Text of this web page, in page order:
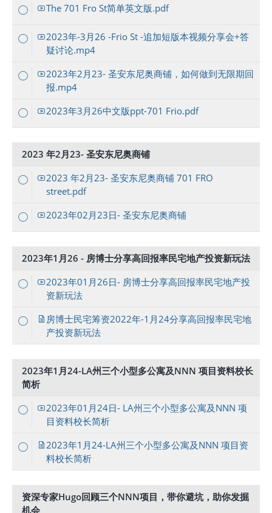
The 701 Fro St简单英文版.pdf
2023年-3月26 -Frio St -追加短版本视频分享会+答
疑讨论.mp4
2023年2月23- 圣安东尼奥商铺，如何做到无限期回
报.mp4
2023年3月26中文版ppt-701 Frio.pdf
2023 年2月23- 圣安东尼奥商铺
2023 年2月23- 圣安东尼奥商铺 701 FRO
street.pdf
2023年02月23日- 圣安东尼奥商铺
2023年1月26 - 房博士分享高回报率民宅地产投资新玩法
2023年01月26日- 房博士分享高回报率民宅地产投
资新玩法
房博士民宅筹资2022年-1月24分享高回报率民宅地
产投资新玩法
2023年1月24-LA州三个小型多公寓及NNN 项目资料校长
简析
2023年01月24日- LA州三个小型多公寓及NNN 项
目资料校长简析
2023年1月24-LA州三个小型多公寓及NNN 项目资
料校长简析
资深专家Hugo回顾三个NNN项目，带你避坑，助你发掘
机会